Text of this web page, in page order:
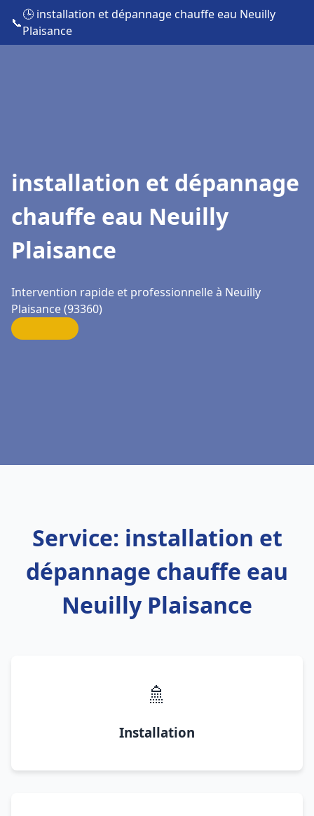
📞
🕒 installation et dépannage chauffe eau Neuilly
Plaisance
installation et dépannage
chauffe eau Neuilly
Plaisance
Intervention rapide et professionnelle à Neuilly
Plaisance (93360)
Service: installation et
dépannage chauffe eau
Neuilly Plaisance
🚿
Installation